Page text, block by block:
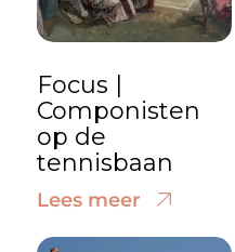
Focus |
Componisten
op de
tennisbaan
Lees meer